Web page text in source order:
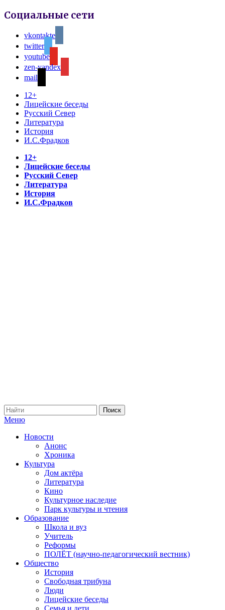
Социальные сети
vkontakte
twitter
youtube
zen-yandex
mail
12+
Лицейские беседы
Русский Север
Литература
История
И.С.Фрадков
12+
Лицейские беседы
Русский Север
Литература
История
И.С.Фрадков
Меню
Новости
Анонс
Хроника
Культура
Дом актёра
Литература
Кино
Культурное наследие
Парк культуры и чтения
Образование
Школа и вуз
Учитель
Реформы
ПОЛЁТ (научно-педагогический вестник)
Общество
История
Свободная трибуна
Люди
Лицейские беседы